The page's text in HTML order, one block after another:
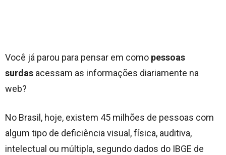
Você já parou para pensar em como pessoas
surdas acessam as informações diariamente na
web?
No Brasil, hoje, existem 45 milhões de pessoas com
algum tipo de deficiência visual, física, auditiva,
intelectual ou múltipla, segundo dados do IBGE de